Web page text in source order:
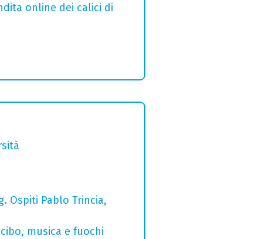
online dei calici di
Ospiti Pablo Trincia,
musica e fuochi